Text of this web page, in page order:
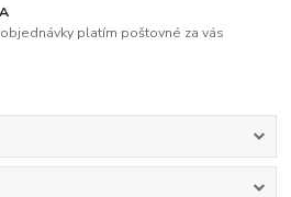
platím poštovné za vás